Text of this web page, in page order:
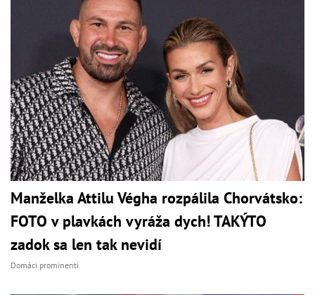
Manželka Attilu Végha rozpálila Chorvátsko:
FOTO v plavkách vyráža dych! TAKÝTO
zadok sa len tak nevidí
Domáci prominenti